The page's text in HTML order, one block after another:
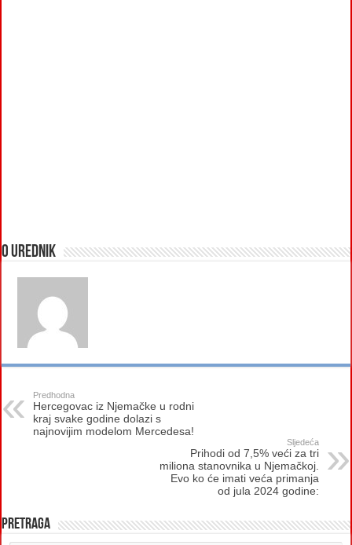
O urednik
Predhodna
Hercegovac iz Njemačke u rodni
kraj svake godine dolazi s
najnovijim modelom Mercedesa!
Sljedeća
Prihodi od 7,5% veći za tri
miliona stanovnika u Njemačkoj.
Evo ko će imati veća primanja
od jula 2024 godine:
Pretraga